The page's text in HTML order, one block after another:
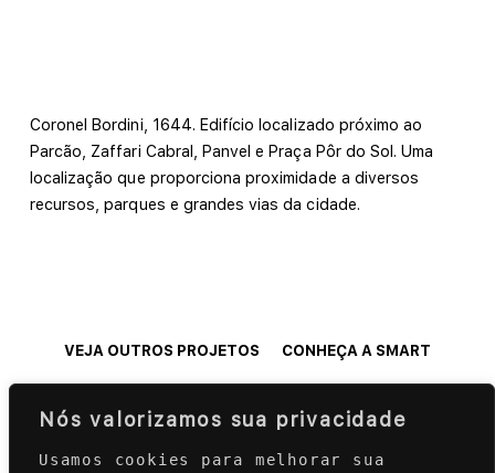
Nós valorizamos sua privacidade
Usamos cookies para melhorar sua
Coronel Bordini, 1644. Edifício localizado próximo ao
Parcão, Zaffari Cabral, Panvel e Praça Pôr do Sol. Uma
localização que proporciona proximidade a diversos
recursos, parques e grandes vias da cidade.
VEJA OUTROS PROJETOS CONHEÇA A SMART